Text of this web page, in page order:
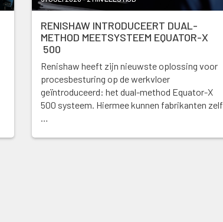
RENISHAW INTRODUCEERT DUAL-
METHOD MEETSYSTEEM EQUATOR-X
500
Renishaw heeft zijn nieuwste oplossing voor
procesbesturing op de werkvloer
geïntroduceerd: het dual-method Equator-X
500 systeem. Hiermee kunnen fabrikanten zelf
…